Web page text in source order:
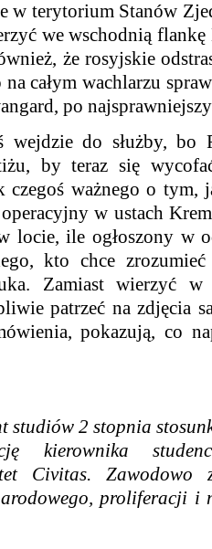
w terytorium Stanów
we wschodnią
że rosyjskie
całym wachlarzu
po
wejdzie do służby, bo
by teraz się
czegoś ważnego o tym,
w ustach
locie, ile ogłoszony w
kto chce zrozumieć
Zamiast wierzyć
patrzeć na zdjęcia
pokazują, co
studiów 2 stopnia
kierownika
Civitas. Zawodowo
proliferacji i